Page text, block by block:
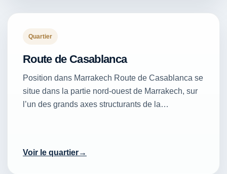
Quartier
Route de Casablanca
Position dans Marrakech Route de Casablanca se
situe dans la partie nord-ouest de Marrakech, sur
l’un des grands axes structurants de la…
Voir le quartier